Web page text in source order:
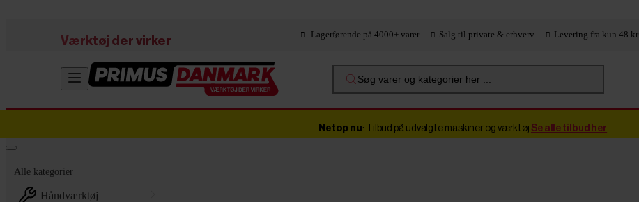
Værktøj der virker
Lagerførende på 4000+ varer Salg til private & erhverv Levering fra kun 48 kr
Søg varer og kategorier her ...
Netop nu: Tilbud på udvalgte maskiner og værktøj Se alle tilbud her
Alle kategorier
håndværktøj